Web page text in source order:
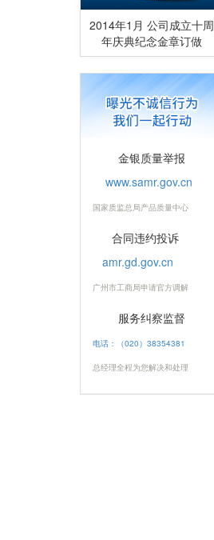
2014年1月 公司成立十周
年庆典纪念金章订做
金银质量举报
www.samr.gov.cn
国家质监总局产品质量中心
合同违约投诉
amr.gd.gov.cn
广州市工商局申请官方调解
服务纠察监督
电话：（020）38354381
总经理全程为您解决和处理